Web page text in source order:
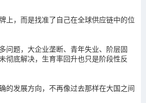
上，而是找准了自己在全球供应链中的位
问题，大企业垄断、青年失业、阶层固
彻底解决， 生育率回升也只是阶段性反
的发展方向，不再像过去那样在大国之间